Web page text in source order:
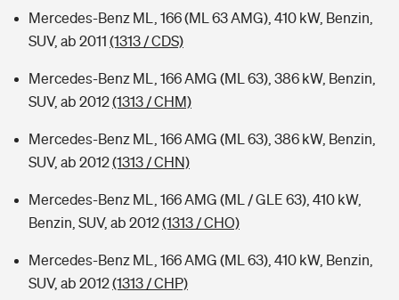
Mercedes-Benz ML, 166 (ML 63 AMG), 410 kW, Benzin,
SUV, ab 2011 (1313 / CDS)
Mercedes-Benz ML, 166 AMG (ML 63), 386 kW, Benzin,
SUV, ab 2012(1313 / CHM)
Mercedes-Benz ML, 166 AMG (ML 63), 386 kW, Benzin,
SUV, ab 2012(1313 / CHN)
Mercedes-Benz ML, 166 AMG (ML / GLE 63), 410 kW,
Benzin, SUV, ab 2012(1313 / CHO)
Mercedes-Benz ML, 166 AMG (ML 63), 410 kW, Benzin,
SUV, ab 2012(1313 / CHP)